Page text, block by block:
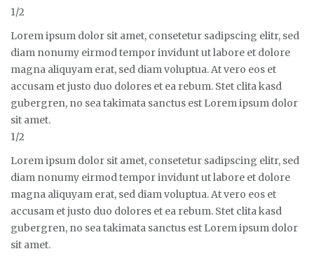
1/2
Lorem ipsum dolor sit amet, consetetur sadipscing elitr, sed
diam nonumy eirmod tempor invidunt ut labore et dolore
magna aliquyam erat, sed diam voluptua. At vero eos et
accusam et justo duo dolores et ea rebum. Stet clita kasd
gubergren, no sea takimata sanctus est Lorem ipsum dolor
sit amet.
1/2
Lorem ipsum dolor sit amet, consetetur sadipscing elitr, sed
diam nonumy eirmod tempor invidunt ut labore et dolore
magna aliquyam erat, sed diam voluptua. At vero eos et
accusam et justo duo dolores et ea rebum. Stet clita kasd
gubergren, no sea takimata sanctus est Lorem ipsum dolor
sit amet.